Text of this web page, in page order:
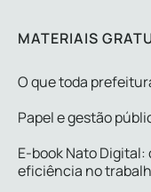
MATERIAIS
O que toda
Papel e gestão
E-book Nato
eficiência no